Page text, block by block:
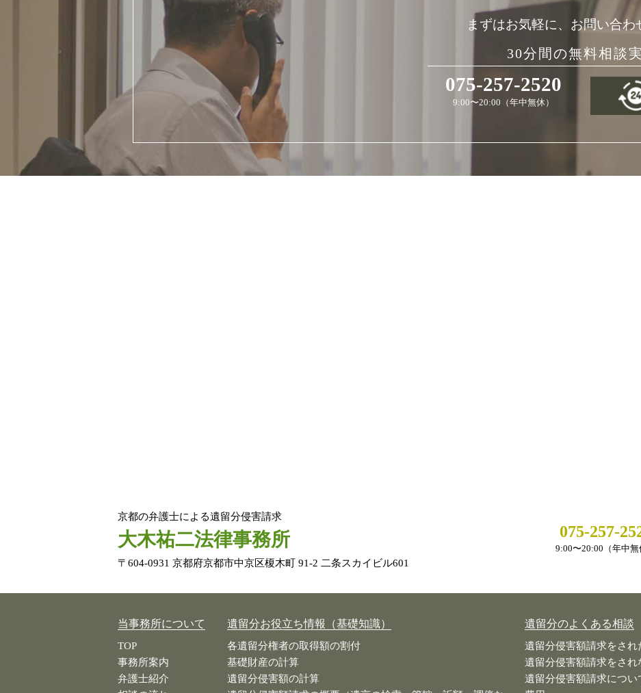
まずはお気軽に、お問い合わ
30分間の無料相談
075-257-2520
9:00〜20:00（年中無休）
京都の弁護士による遺留分侵害請求
大木祐二法律事務所
〒604-0931 京都府京都市中京区榎木町 91-2 二条スカイビル601
075-257-
9:00〜20:00（年中無
当事務所について
TOP
事務所案内
弁護士紹介
遺留分お役立ち情報（基礎知識）
各遺留分権者の取得額の割付
基礎財産の計算
遺留分侵害額の計算
遺留分のよくある相談
遺留分侵害額請求をさ
遺留分侵害額請求をさ
遺留分侵害額請求につ